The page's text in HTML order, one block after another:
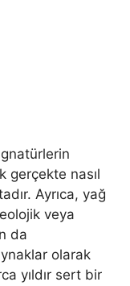
gerçekte nasıl
Ayrıca, yağ
veya
da
olarak
yıldır sert bir